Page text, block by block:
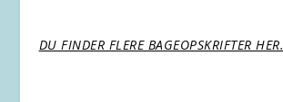
DU FINDER FLERE BAGEOPSKRIFTER HER.